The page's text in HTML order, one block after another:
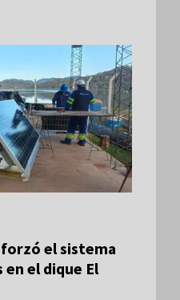
el sistema
el dique El